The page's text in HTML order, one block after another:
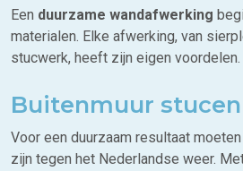
Een duurzame wandafwerking
materialen. Elke afwerking, van
stucwerk, heeft zijn eigen voordelen.
Buitenmuur stucen
Voor een duurzaam resultaat
zijn tegen het Nederlandse weer.